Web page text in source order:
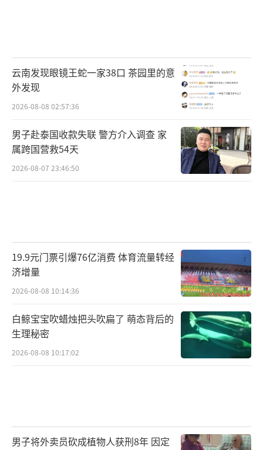
云南发现眼镜王蛇一家38口 茶园里的意
外发现
2026-08-08 02:57:36
男子赴泰国收款失联 警方介入调查 家
属跨国营救54天
2026-08-07 23:46:50
19.9元门票引爆76亿消费 体育流量转经
济增量
2026-08-08 10:14:36
白鲸宝宝吹蜡烛把头吹扁了 萌态背后的
生理秘密
2026-08-08 10:17:02
男子将外卖员砍成植物人获刑8年 因定